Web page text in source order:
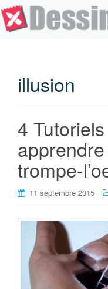
illusion
4
trompe-
11 septembre 2015